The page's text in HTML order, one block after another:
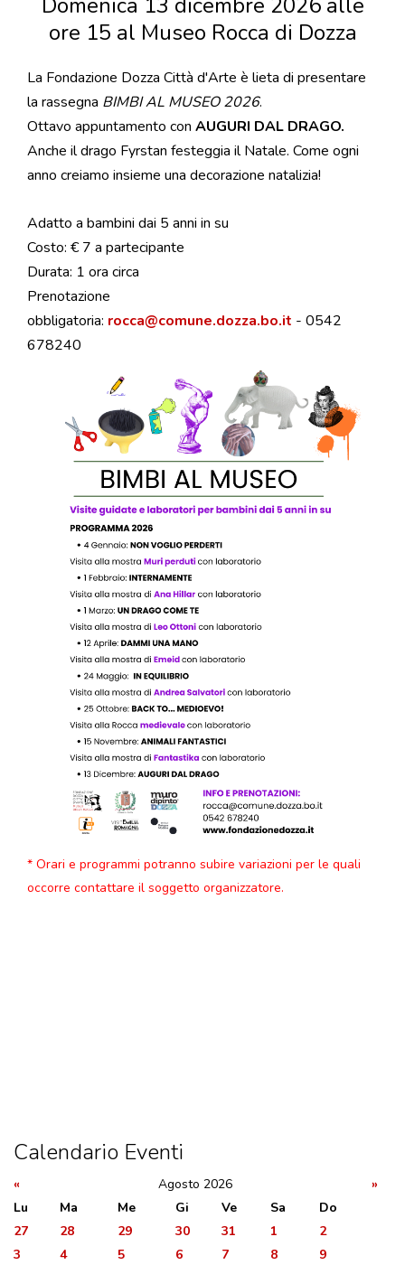
ore 15 al Museo Rocca di Dozza
La Fondazione Dozza Città d'Arte è lieta di presentare
la rassegna BIMBI AL MUSEO 2026.
Ottavo appuntamento con AUGURI DAL DRAGO.
Anche il drago Fyrstan festeggia il Natale. Come ogni
anno creiamo insieme una decorazione natalizia!
Adatto a bambini dai 5 anni in su
Costo: € 7 a partecipante
Durata: 1 ora circa
Prenotazione
obbligatoria: rocca@comune.dozza.bo.it - 0542
678240
* Orari e programmi potranno subire variazioni per le quali
occorre contattare il soggetto organizzatore.
Calendario Eventi
« Agosto 2026
»
Lu
Ma Me Gi Ve Sa
Do
27
28 29 30 31 1
2
3
4 5 6 7 8
9